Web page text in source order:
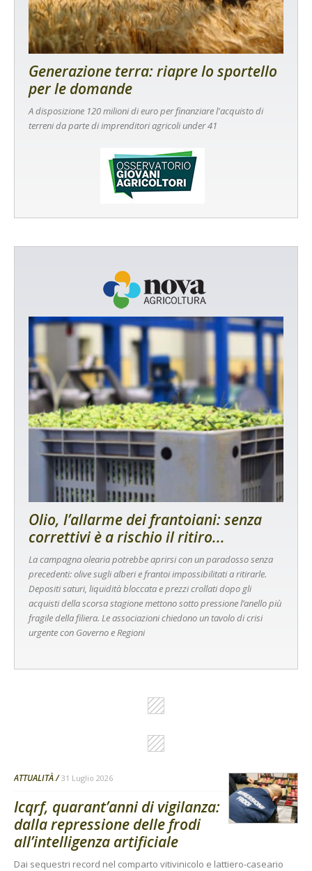
Generazione terra: riapre lo sportello
per le domande
A disposizione 120 milioni di euro per finanziare l'acquisto di
terreni da parte di imprenditori agricoli under 41
Olio, l’allarme dei frantoiani: senza
correttivi è a rischio il ritiro...
La campagna olearia potrebbe aprirsi con un paradosso senza
precedenti: olive sugli alberi e frantoi impossibilitati a ritirarle.
Depositi saturi, liquidità bloccata e prezzi crollati dopo gli
acquisti della scorsa stagione mettono sotto pressione l’anello più
fragile della filiera. Le associazioni chiedono un tavolo di crisi
urgente con Governo e Regioni
ATTUALITÀ 31 Luglio 2026
Icqrf, quarant’anni di vigilanza:
dalla repressione delle frodi
all’intelligenza artificiale
Dai sequestri record nel comparto vitivinicolo e lattiero-caseario